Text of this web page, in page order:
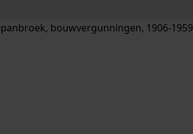
bouwvergunningen, 1906-1959